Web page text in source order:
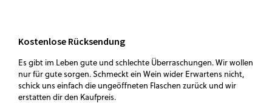
Kostenlose Rücksendung
Es gibt im Leben gute und schlechte Überraschungen. Wir wollen
nur für gute sorgen. Schmeckt ein Wein wider Erwartens nicht,
schick uns einfach die ungeöffneten Flaschen zurück und wir
erstatten dir den Kaufpreis.